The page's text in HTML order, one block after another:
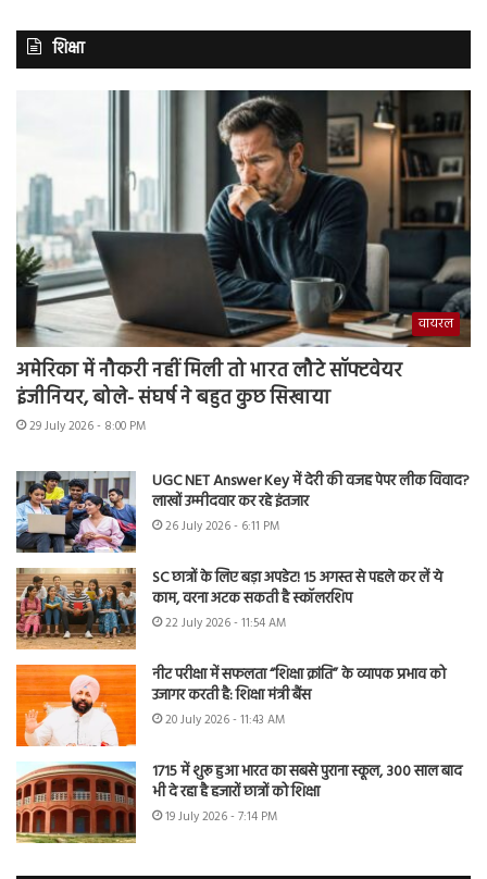
शिक्षा
वायरल
अमेरिका में नौकरी नहीं मिली तो भारत लौटे सॉफ्टवेयर
इंजीनियर, बोले- संघर्ष ने बहुत कुछ सिखाया
29 July 2026 - 8:00 PM
UGC NET Answer Key में देरी की वजह पेपर लीक विवाद?
लाखों उम्मीदवार कर रहे इंतजार
26 July 2026 - 6:11 PM
SC छात्रों के लिए बड़ा अपडेट! 15 अगस्त से पहले कर लें ये
काम, वरना अटक सकती है स्कॉलरशिप
22 July 2026 - 11:54 AM
नीट परीक्षा में सफलता “शिक्षा क्रांति” के व्यापक प्रभाव को
उजागर करती है: शिक्षा मंत्री बैंस
20 July 2026 - 11:43 AM
1715 में शुरू हुआ भारत का सबसे पुराना स्कूल, 300 साल बाद
भी दे रहा है हजारों छात्रों को शिक्षा
19 July 2026 - 7:14 PM